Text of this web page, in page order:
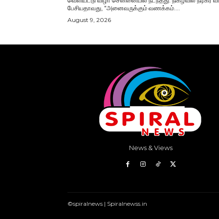
பேசியதாவது, "அனைவருக்கும் வணக்கம்....
August 9, 2026
News & Views
©spiralnews | Spiralnewss.in